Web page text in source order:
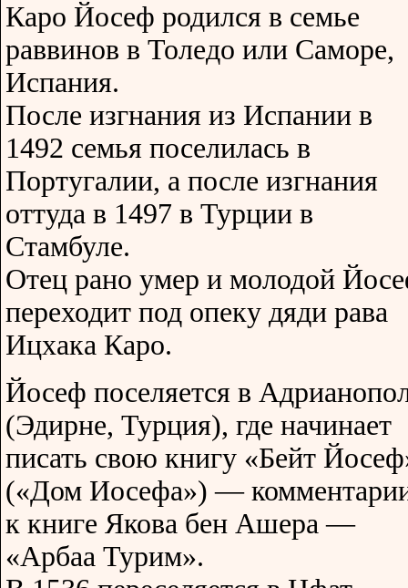
Каро Йосеф родился в семье
раввинов в Толедо или Саморе,
Испания.
После изгнания из Испании в
1492 семья поселилась в
Португалии, а после изгнания
оттуда в 1497 в Турции в
Стамбуле.
Отец рано умер и молодой
переходит под опеку дяди рава
Ицхака Каро.
Йосеф поселяется в
(Эдирне, Турция), где начинает
писать свою книгу «Бейт
(«Дом Иосефа») —
к книге Якова бен Ашера —
«Арбаа Турим».